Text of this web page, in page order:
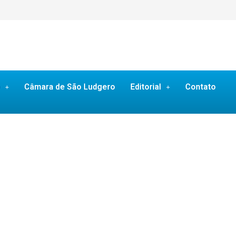
Câmara de São Ludgero Editorial Contato